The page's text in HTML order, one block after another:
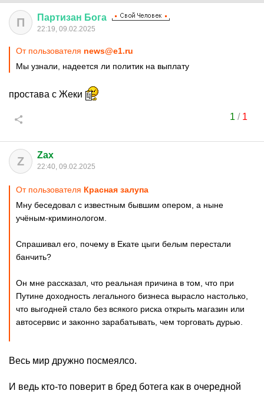
П Партизан Бога
22:19, 09.02.2025
От пользователя news@e1.ru
Мы узнали, надеется ли политик на выплату
простава с Жеки
1 / 1
Z Zax
22:40, 09.02.2025
От пользователя Красная залупа
Мну беседовал с известным бывшим опером, а ныне
учёным-криминологом.
Спрашивал его, почему в Екате цыги белым перестали
банчить?
Он мне рассказал, что реальная причина в том, что при
Путине доходность легального бизнеса вырасло настолько,
что выгодней стало без всякого риска открыть магазин или
автосервис и законно зарабатывать, чем торговать дурью.
Весь мир дружно посмеялсо.
И ведь кто-то поверит в бред ботега как в очередной